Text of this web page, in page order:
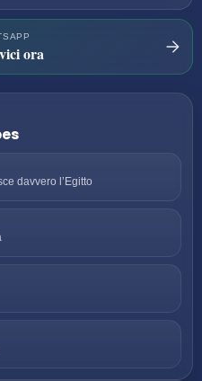
ora
davvero l’Egitto